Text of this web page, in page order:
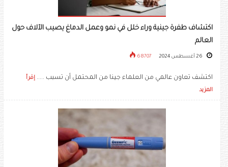
اكتشاف طفرة جينية وراء خلل في نمو وعمل الدماغ يصيب الآلاف حول
العالم
68707
اكتشف تعاون عالمي من العلماء جينا من المحتمل أن تسبب ..... إقرأ
المزيد